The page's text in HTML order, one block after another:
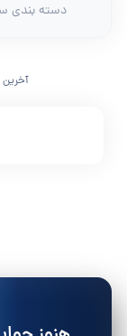
دسته بندی
آخرین